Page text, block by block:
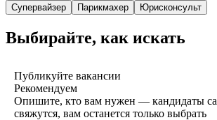
Супервайзер Парикмахер Юрисконсульт
Выбирайте, как искать
Публикуйте вакансии
Рекомендуем
Опишите, кто вам нужен — кандидаты
свяжутся, вам останется только выбрать